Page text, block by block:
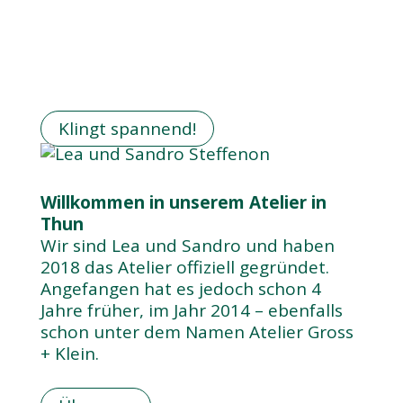
Klingt spannend!
Willkommen in unserem Atelier in
Thun
Wir sind Lea und Sandro und haben
2018 das Atelier offiziell gegründet.
Angefangen hat es jedoch schon 4
Jahre früher, im Jahr 2014 – ebenfalls
schon unter dem Namen Atelier Gross
+ Klein.